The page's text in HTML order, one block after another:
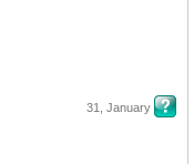
31, January